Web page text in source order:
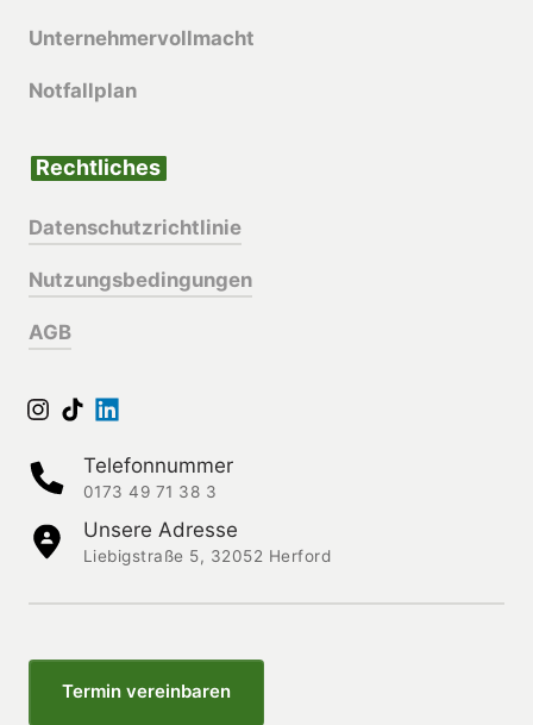
Unternehmervollmacht
Notfallplan
Rechtliches
Datenschutzrichtlinie
Nutzungsbedingungen
AGB
Telefonnummer
0173 49 71 38 3
Unsere Adresse
Liebigstraße 5, 32052 Herford
Termin vereinbaren